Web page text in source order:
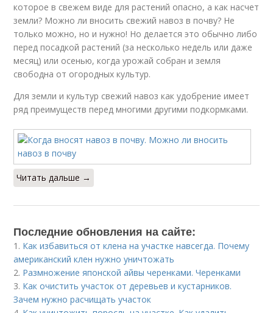
которое в свежем виде для растений опасно, а как насчет
земли? Можно ли вносить свежий навоз в почву? Не
только можно, но и нужно! Но делается это обычно либо
перед посадкой растений (за несколько недель или даже
месяц) или осенью, когда урожай собран и земля
свободна от огородных культур.
Для земли и культур свежий навоз как удобрение имеет
ряд преимуществ перед многими другими подкормками.
Читать дальше →
Последние обновления на сайте:
1. Как избавиться от клена на участке навсегда. Почему
американский клен нужно уничтожать
2. Размножение японской айвы черенками. Черенками
3. Как очистить участок от деревьев и кустарников.
Зачем нужно расчищать участок